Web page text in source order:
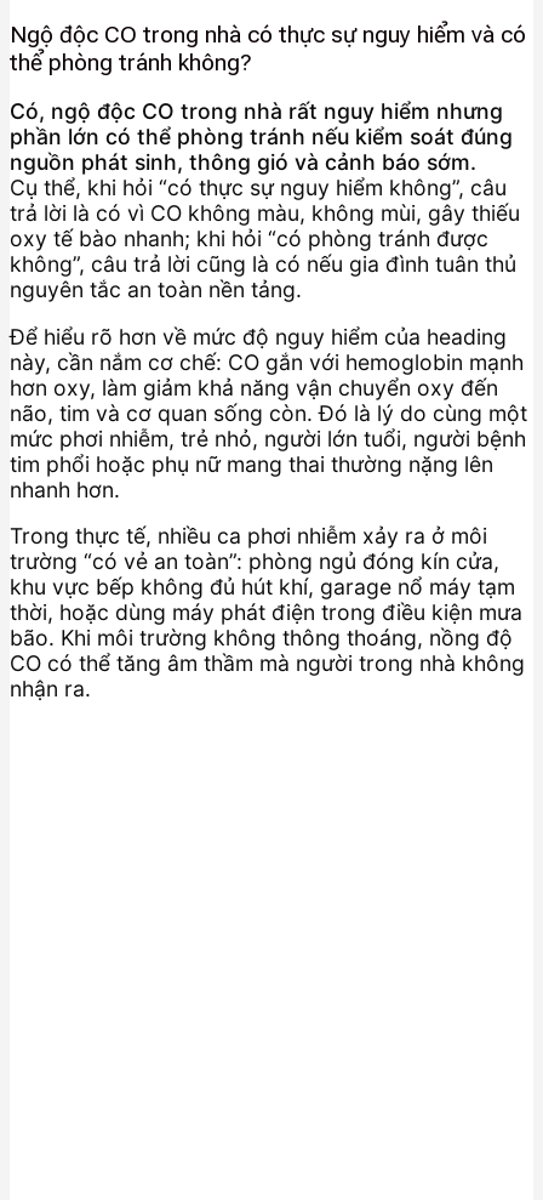
Ngộ độc CO trong nhà có thực sự nguy hiểm và có
thể phòng tránh không?
Có, ngộ độc CO trong nhà rất nguy hiểm nhưng
phần lớn có thể phòng tránh nếu kiểm soát đúng
nguồn phát sinh, thông gió và cảnh báo sớm.
Cụ thể, khi hỏi “có thực sự nguy hiểm không”, câu
trả lời là có vì CO không màu, không mùi, gây thiếu
oxy tế bào nhanh; khi hỏi “có phòng tránh được
không”, câu trả lời cũng là có nếu gia đình tuân thủ
nguyên tắc an toàn nền tảng.
Để hiểu rõ hơn về mức độ nguy hiểm của heading
này, cần nắm cơ chế: CO gắn với hemoglobin mạnh
hơn oxy, làm giảm khả năng vận chuyển oxy đến
não, tim và cơ quan sống còn. Đó là lý do cùng một
mức phơi nhiễm, trẻ nhỏ, người lớn tuổi, người bệnh
tim phổi hoặc phụ nữ mang thai thường nặng lên
nhanh hơn.
Trong thực tế, nhiều ca phơi nhiễm xảy ra ở môi
trường “có vẻ an toàn”: phòng ngủ đóng kín cửa,
khu vực bếp không đủ hút khí, garage nổ máy tạm
thời, hoặc dùng máy phát điện trong điều kiện mưa
bão. Khi môi trường không thông thoáng, nồng độ
CO có thể tăng âm thầm mà người trong nhà không
nhận ra.